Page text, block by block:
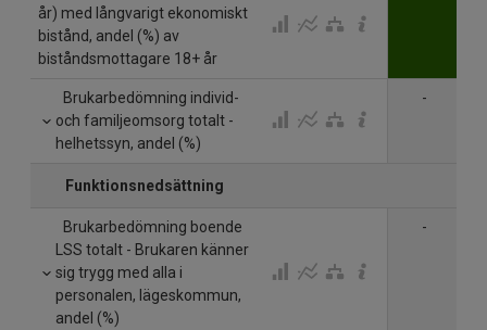
år) med långvarigt ekonomiskt
bistånd, andel (%) av
biståndsmottagare 18+ år
Brukarbedömning individ-
och familjeomsorg totalt -
helhetssyn, andel (%)
-
Funktionsnedsättning
Brukarbedömning boende
LSS totalt - Brukaren känner
sig trygg med alla i
personalen, lägeskommun,
andel (%)
-